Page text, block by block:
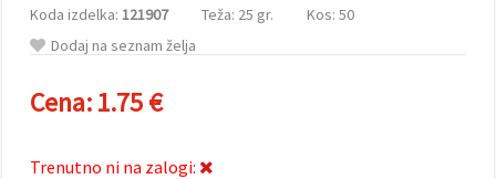
strinjate z
uporabo
vseh
Ali pa v
Nastavitvah
preference z
Koda izdelka: 121907 Teža: 25 gr.
Kos: 50
Dodaj na seznam želja
Cena:1.75 €
Trenutno ni na zalogi: